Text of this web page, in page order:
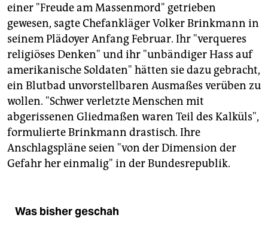
einer "Freude am Massenmord" getrieben
gewesen, sagte Chefankläger Volker Brinkmann in
seinem Plädoyer Anfang Februar. Ihr "verqueres
religiöses Denken" und ihr "unbändiger Hass auf
amerikanische Soldaten" hätten sie dazu gebracht,
ein Blutbad unvorstellbaren Ausmaßes verüben zu
wollen. "Schwer verletzte Menschen mit
abgerissenen Gliedmaßen waren Teil des Kalküls",
formulierte Brinkmann drastisch. Ihre
Anschlagspläne seien "von der Dimension der
Gefahr her einmalig" in der Bundesrepublik.
Was bisher geschah